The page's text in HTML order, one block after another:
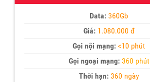
Data: 360Gb
Giá: 1.080.000 đ
Gọi nội mạng: <10 phút
Gọi ngoại mạng: 360 phút
Thời hạn:360 ngày